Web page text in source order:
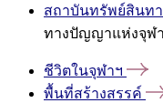
สถาบันทรัพย์สินท
ทางปัญญาแห่งจุฬ
ชีวิตในจุฬาฯ
พื้นที่สร้างสรรค์